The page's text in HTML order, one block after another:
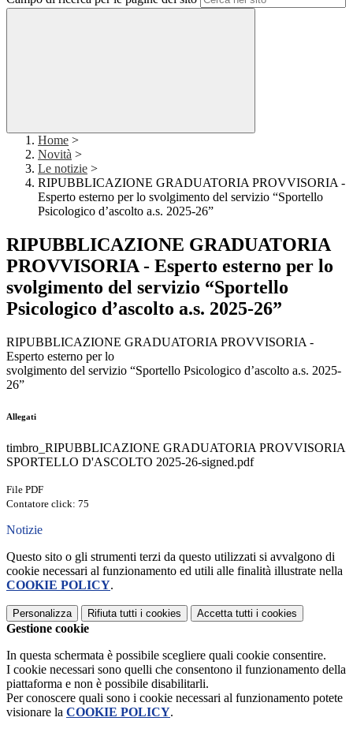
Home >
Novità >
Le notizie >
RIPUBBLICAZIONE GRADUATORIA PROVVISORIA -
Esperto esterno per lo svolgimento del servizio “Sportello
Psicologico d’ascolto a.s. 2025-26”
RIPUBBLICAZIONE GRADUATORIA
PROVVISORIA - Esperto esterno per lo
svolgimento del servizio “Sportello
Psicologico d’ascolto a.s. 2025-26”
RIPUBBLICAZIONE GRADUATORIA PROVVISORIA -
Esperto esterno per lo
svolgimento del servizio “Sportello Psicologico d’ascolto a.s. 2025-
26”
Allegati
timbro_RIPUBBLICAZIONE GRADUATORIA PROVVISORIA
SPORTELLO D'ASCOLTO 2025-26-signed.pdf
File PDF
Contatore click: 75
Notizie
Questo sito o gli strumenti terzi da questo utilizzati si avvalgono di
cookie necessari al funzionamento ed utili alle finalità illustrate nella
COOKIE POLICY.
Personalizza Rifiuta tutti i cookies Accetta tutti i cookies
Gestione cookie
In questa schermata è possibile scegliere quali cookie consentire.
I cookie necessari sono quelli che consentono il funzionamento della
piattaforma e non è possibile disabilitarli.
Per conoscere quali sono i cookie necessari al funzionamento potete
visionare la COOKIE POLICY.